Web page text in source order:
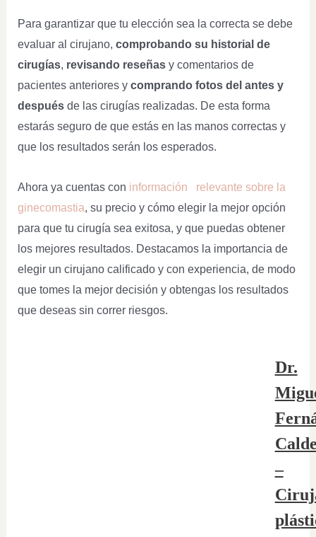
Para garantizar que tu elección sea la correcta se debe
evaluar al cirujano, comprobando su historial de
cirugías, revisando reseñasy comentarios de
pacientes anteriores y comprando fotos del antes y
despuésde las cirugías realizadas. De esta forma
estarás seguro de que estás en las manos correctas y
que los resultados serán los esperados.
Ahora ya cuentas con información relevante sobre la
ginecomastia, su precio y cómo elegir la mejor opción
para que tu cirugía sea exitosa, y que puedas obtener
los mejores resultados. Destacamos la importancia de
elegir un cirujano calificado y con experiencia, de modo
que tomes la mejor decisión y obtengas los resultados
que deseas sin correr riesgos.
Dr.
–